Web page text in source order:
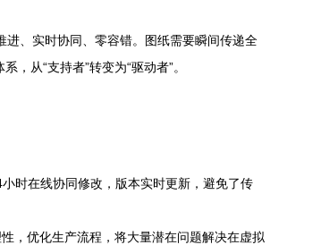
、实时协同、零容错。图纸需要瞬间传递全
从“支持者”转变为“驱动者”。
时在线协同修改，版本实时更新，避免了传
，优化生产流程，将大量潜在问题解决在虚拟